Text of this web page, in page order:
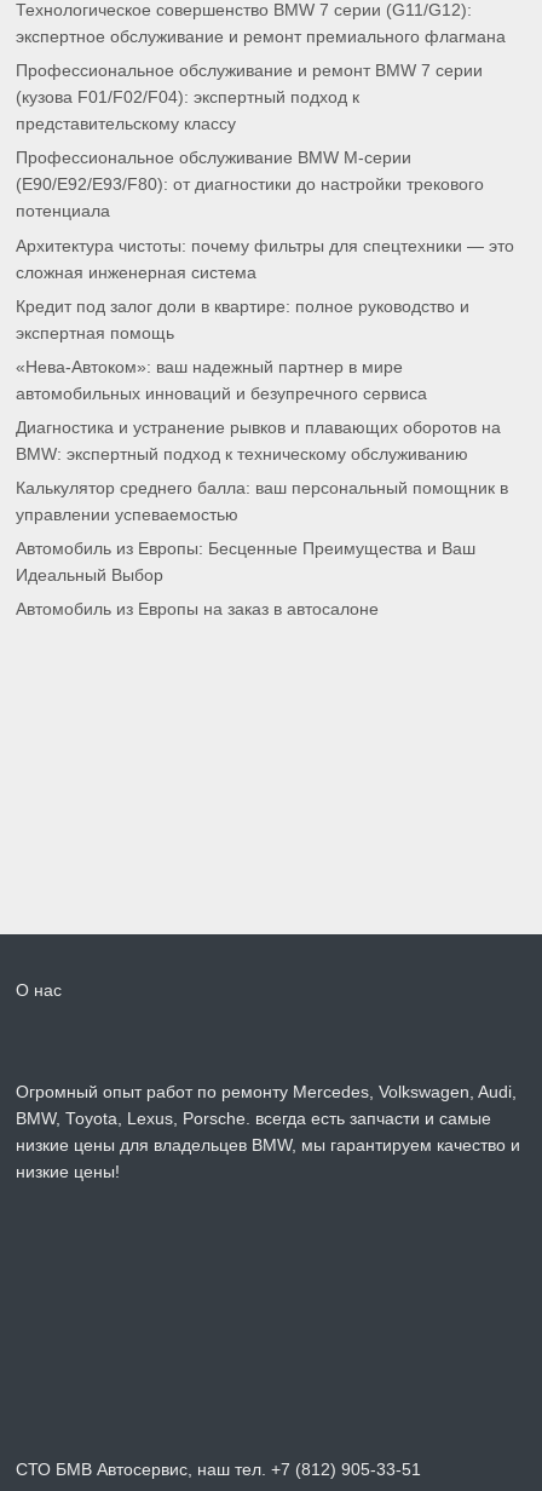
Технологическое совершенство BMW 7 серии (G11/G12):
экспертное обслуживание и ремонт премиального флагмана
Профессиональное обслуживание и ремонт BMW 7 серии
(кузова F01/F02/F04): экспертный подход к
представительскому классу
Профессиональное обслуживание BMW M-серии
(E90/E92/E93/F80): от диагностики до настройки трекового
потенциала
Архитектура чистоты: почему фильтры для спецтехники — это
сложная инженерная система
Кредит под залог доли в квартире: полное руководство и
экспертная помощь
«Нева-Автоком»: ваш надежный партнер в мире
автомобильных инноваций и безупречного сервиса
Диагностика и устранение рывков и плавающих оборотов на
BMW: экспертный подход к техническому обслуживанию
Калькулятор среднего балла: ваш персональный помощник в
управлении успеваемостью
Автомобиль из Европы: Бесценные Преимущества и Ваш
Идеальный Выбор
Автомобиль из Европы на заказ в автосалоне
О нас
Огромный опыт работ по ремонту Mercedes, Volkswagen, Audi,
BMW, Toyota, Lexus, Porsche. всегда есть запчасти и самые
низкие цены для владельцев BMW, мы гарантируем качество и
низкие цены!
СТО БМВ Автосервис, наш тел. +7 (812) 905-33-51